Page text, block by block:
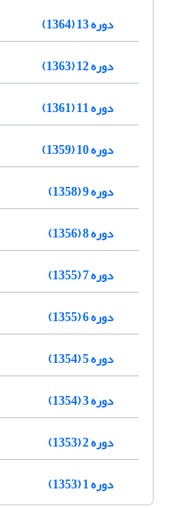
دوره 13 (1364)
دوره 12 (1363)
دوره 11 (1361)
دوره 10 (1359)
دوره 9 (1358)
دوره 8 (1356)
دوره 7 (1355)
دوره 6 (1355)
دوره 5 (1354)
دوره 3 (1354)
دوره 2 (1353)
دوره 1 (1353)